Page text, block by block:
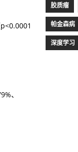
、
胶质瘤
帕金森病
深度学习